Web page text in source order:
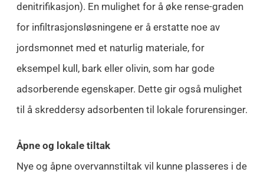
denitrifikasjon). En mulighet for å øke rense-graden
for infiltrasjonsløsningene er å erstatte noe av
jordsmonnet med et naturlig materiale, for
eksempel kull, bark eller olivin, som har gode
adsorberende egenskaper. Dette gir også mulighet
til å skreddersy adsorbenten til lokale forurensinger.
Åpne og lokale tiltak
Nye og åpne overvannstiltak vil kunne plasseres i de